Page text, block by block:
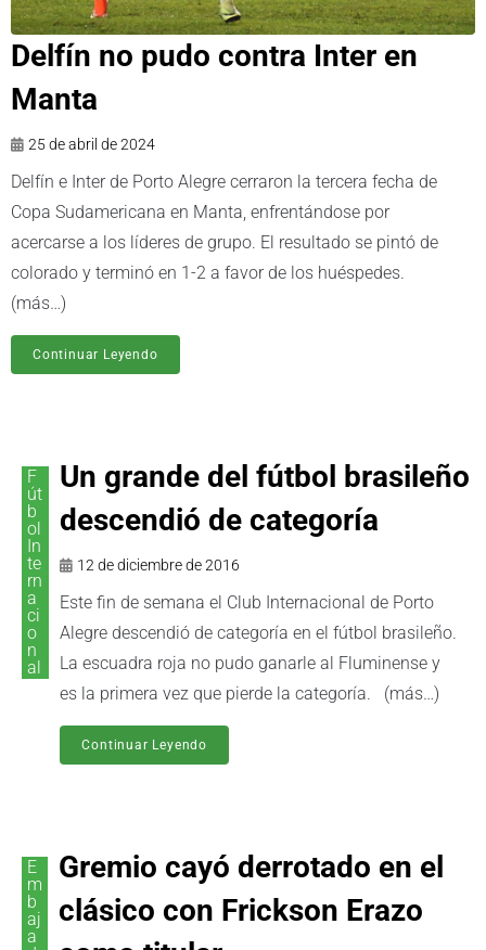
Delfín no pudo contra Inter en
Manta
25 de abril de 2024
Delfín e Inter de Porto Alegre cerraron la tercera fecha de
Copa Sudamericana en Manta, enfrentándose por
acercarse a los líderes de grupo. El resultado se pintó de
colorado y terminó en 1-2 a favor de los huéspedes.
(más…)
Continuar Leyendo
F
út
b
ol
In
te
rn
a
ci
o
n
al
Un grande del fútbol brasileño
descendió de categoría
12 de diciembre de 2016
Este fin de semana el Club Internacional de Porto
Alegre descendió de categoría en el fútbol brasileño.
La escuadra roja no pudo ganarle al Fluminense y
es la primera vez que pierde la categoría. (más…)
Continuar Leyendo
E
m
b
aj
a
Gremio cayó derrotado en el
clásico con Frickson Erazo